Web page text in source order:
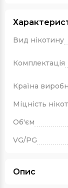
Вид нікотину
Комплектація
Країна
Міцність
Об'єм
VG/PG
Опис